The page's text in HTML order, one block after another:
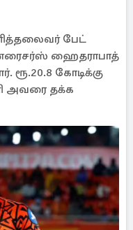
பேட்
ஹைதராபாத்
ரூ.20.8 கோடிக்கு
அவரை தக்க